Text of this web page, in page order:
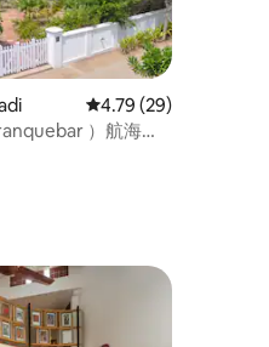
8 条评价
平均评分 4.79 分（满
4.79 (29)
）航海宽